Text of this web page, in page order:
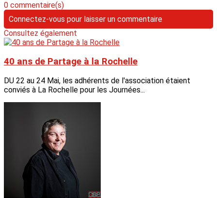
0 commentaire(s)
Connectez-vous pour laisser un commentaire
Consultez également
40 ans de Partage à la Rochelle
DU 22 au 24 Mai, les adhérents de l'association étaient
conviés à La Rochelle pour les Journées...